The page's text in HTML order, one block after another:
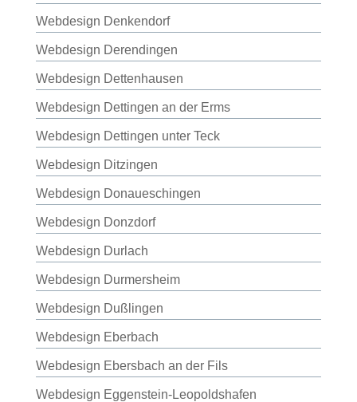
Webdesign Denkendorf
Webdesign Derendingen
Webdesign Dettenhausen
Webdesign Dettingen an der Erms
Webdesign Dettingen unter Teck
Webdesign Ditzingen
Webdesign Donaueschingen
Webdesign Donzdorf
Webdesign Durlach
Webdesign Durmersheim
Webdesign Dußlingen
Webdesign Eberbach
Webdesign Ebersbach an der Fils
Webdesign Eggenstein-Leopoldshafen